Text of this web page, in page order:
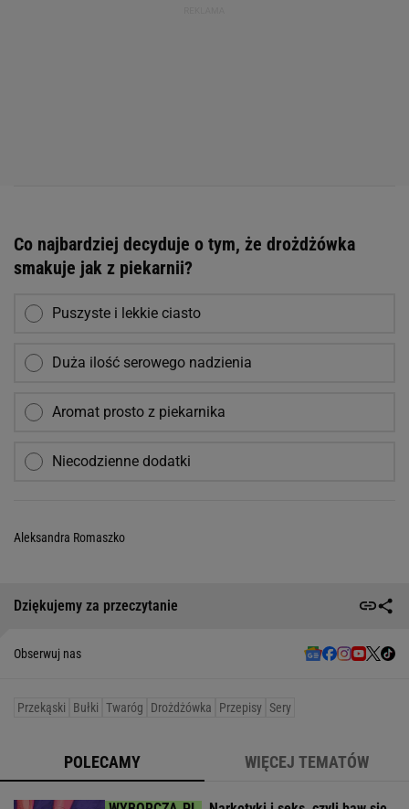
Co najbardziej decyduje o tym, że drożdżówka
smakuje jak z piekarnii?
Puszyste i lekkie ciasto
Duża ilość serowego nadzienia
Aromat prosto z piekarnika
Niecodzienne dodatki
Aleksandra Romaszko
Dziękujemy za przeczytanie
Obserwuj nas
Przekąski Bułki Twaróg Drożdżówka Przepisy Sery
POLECAMY WIĘCEJ TEMATÓW